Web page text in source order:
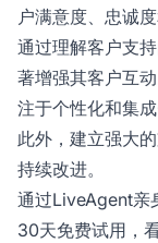
户满意度、忠诚度
通过理解客户支
著增强其客户互
注于个性化和集
此外，建立强大
持续改进。
通过LiveAgent亲
30天免费试用，